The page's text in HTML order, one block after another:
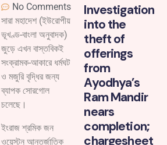
No Comments
সারা মহাদেশ (ইউরোপীয়
ভূখণ্ড-বাংলা অনুবাদক)
জুড়ে এখন বাস্তবিকই
সংক্রামক-আকারে ধর্মঘট
ও মজুরি বৃদ্ধির জন্য
ব্যাপক সোরগোল
চলেছে।
ইংরাজ শ্রমিক জন
ওয়েস্টন আন্তর্জাতিক
Investigation
into the
theft of
offerings
from
Ayodhya’s
Ram Mandir
nears
completion;
chargesheet